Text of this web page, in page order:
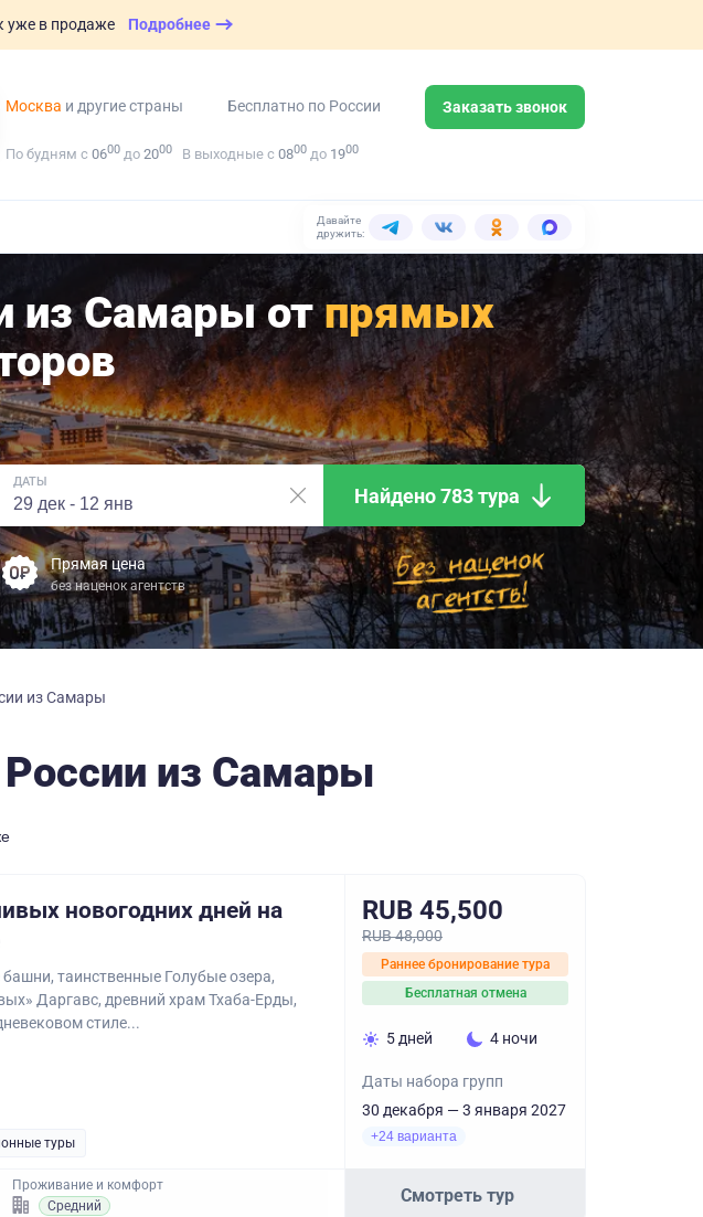
уже в продаже Подробнее
Москва и другие страны Бесплатно по России Заказать звонок
По будням с 0600 до 2000 В выходные с 0800 до 1900
Давайте
дружить:
из Самары отпрямых
ДАТЫ
Найдено 783 тура
Прямая цена
без наценок агентств
из Самары
из Самары
новогодних дней на
таинственные Голубые озера,
Даргавс, древний храм Тхаба-Ерды,
стиле...
туры
Проживание и комфорт
Средний
RUB 45,500
RUB 48,000
Раннее бронирование тура
Бесплатная отмена
5 дней 4 ночи
Даты набора групп
30 декабря — 3 января 2027
+24 варианта
Смотреть тур